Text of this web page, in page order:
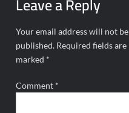
Your email address will not be
published. Required fields are
marked *
Comment *